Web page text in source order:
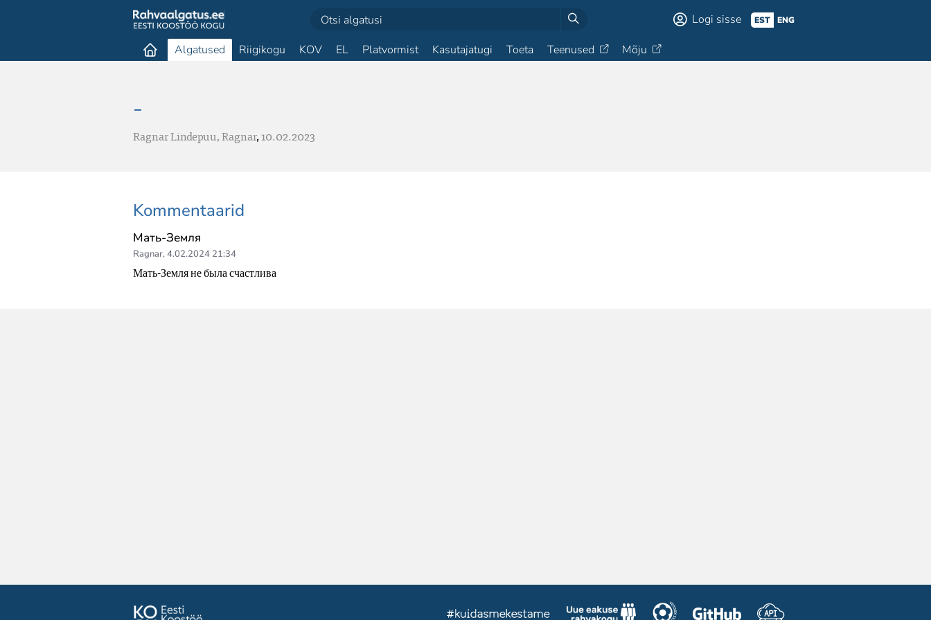
Logi sisse EST ENG
Algatused Riigikogu KOV EL Platvormist Kasutajatugi Toeta Teenused Mõju
-
Ragnar Lindepuu,Ragnar,10.02.2023
Kommentaarid
Мать-Земля
Ragnar,4.02.2024 21:34
Мать-Земля не была счастлива